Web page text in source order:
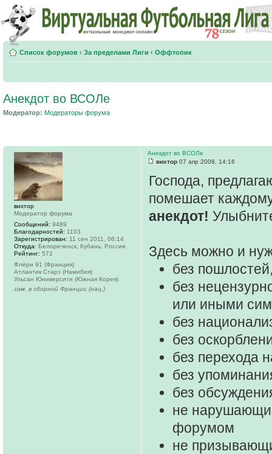
Список форумов ‹ За пределами Лиги ‹ Оффтопик
Анекдот во ВСОЛе
Модератор: Модераторы форума
Анекдот во ВСОЛе
вихтор 07 апр 2008, 14:16
Господа,
помешает
анекдот!
Здесь можно и
без
без
или иными
без
без
без перехода
без
без
не
форумом
не
вихтор
Модератор форума
Сообщений: 9489
Благодарностей: 1103
Зарегистрирован: 11 сен 2011, 06:14
Откуда: Белореченск, Кубань, Россия
Рейтинг: 572
Флёри 91 (Франция)
Атлантик Старз (Намибия)
Ульсан Юниверсити (Южная Корея)
зам. в сборной Франции (нац.)